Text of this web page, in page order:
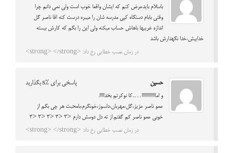
باسلام بایدعرض کنم که ایشان واقعا خوب است ولی نمی دانم چرا
وقتی بابام دسنگاه کپی مدرسه شان را میبره درست کنه اقا ناصر گل
اندازه غریبها باهاش حساب میکنه ولی این را بگم که کارش بیسته
خداییش،خدا نگهدارش باشد
در زمان نصب خطایی رخ داد: <strong> </strong>
حسین پاسخی برای %s بگذارید
و اماااااااااااااا…..کا نوکرتم بخدااااا.
عمو ناصر عزیز،گل،مهربان،دلسوز،خونگرم،بامحبت هر چی بگم از
خوبی عمو ناصر کم گفتم.از ته دل دوسش دارم <3 <3 <3 <3 <3
در زمان نصب خطایی رخ داد: <strong> </strong>